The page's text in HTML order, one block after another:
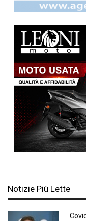
Notizie Più Lette